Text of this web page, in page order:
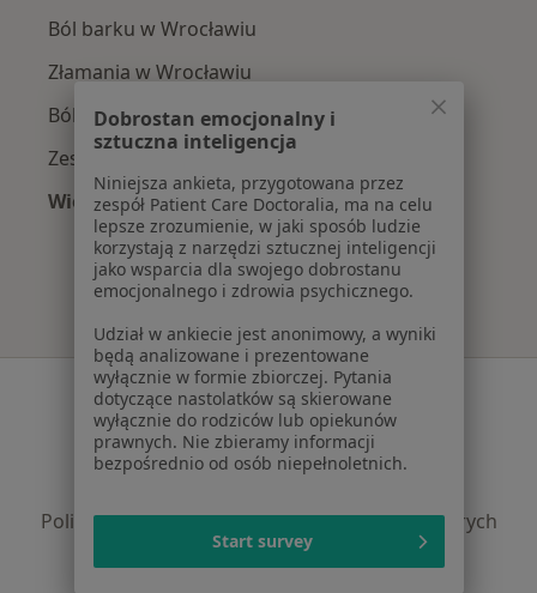
Ból barku w Wrocławiu
Złamania w Wrocławiu
Ból biodra w Wrocławiu
Zespół cieśni nadgarstka w Wrocławiu
Więcej (15)
Więcej w kategorii: Najczęście leczone
Serwis
Regulamin
Polityka prywatności pacjentów
Polityka prywatności dla profesjonalistów, których
dane pozyskaliśmy samodzielnie
Dobrostan emocjonalny i
sztuczna inteligencja
Niniejsza ankieta, przygotowana przez
zespół Patient Care Doctoralia, ma na celu
lepsze zrozumienie, w jaki sposób ludzie
korzystają z narzędzi sztucznej inteligencji
jako wsparcia dla swojego dobrostanu
emocjonalnego i zdrowia psychicznego.
Udział w ankiecie jest anonimowy, a wyniki
będą analizowane i prezentowane
wyłącznie w formie zbiorczej. Pytania
dotyczące nastolatków są skierowane
wyłącznie do rodziców lub opiekunów
prawnych. Nie zbieramy informacji
bezpośrednio od osób niepełnoletnich.
Start survey